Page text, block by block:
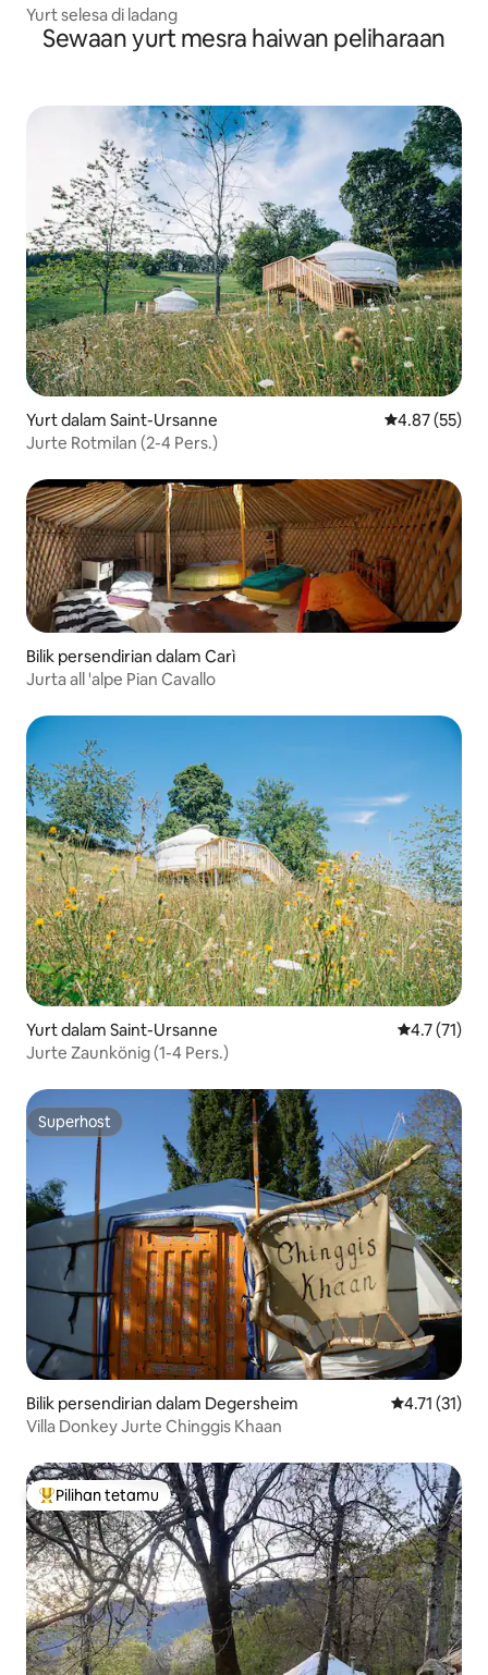
Yurt selesa di ladang
Sewaan yurt mesra haiwan peliharaan
Yurt dalam Saint-Ursanne Penarafan
4.87 (55)
Jurte Rotmilan (2-4 Pers.)
Bilik persendirian dalam Carì
Jurta all 'alpe Pian Cavallo
Yurt dalam Saint-Ursanne Penarafan
4.7 (71)
Jurte Zaunkönig (1-4 Pers.)
Superhost
Superhost
Bilik persendirian dalam Degersheim Penarafan
4.71 (31)
Villa Donkey Jurte Chinggis Khaan
Pilihan utama tetamu
Pilihan tetamu